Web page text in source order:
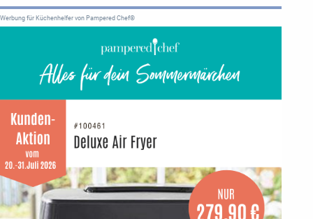
Werbung für Küchenhelfer von Pampered Chef®